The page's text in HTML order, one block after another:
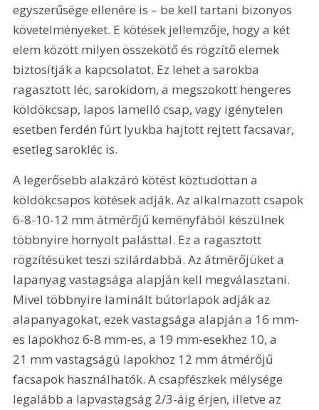
egyszerűsége ellenére is – be kell tartani bizonyos
követelményeket. E kötések jellemzője, hogy a két
elem között milyen összekötő és rögzítő elemek
biztosítják a kapcsolatot. Ez lehet a sarokba
ragasztott léc, sarokidom, a megszokott hengeres
köldökcsap, lapos lamelló csap, vagy igénytelen
esetben ferdén fúrt lyukba hajtott rejtett facsavar,
esetleg sarokléc is.
A legerősebb alakzáró kötést köztudottan a
köldökcsapos kötések adják. Az alkalmazott csapok
6-8-10-12 mm átmérőjű keményfából készülnek
többnyire hornyolt palásttal. Ez a ragasztott
rögzítésüket teszi szilárdabbá. Az átmérőjüket a
lapanyag vastagsága alapján kell megválasztani.
Mivel többnyire laminált bútorlapok adják az
alapanyagokat, ezek vastagsága alapján a 16 mm-
es lapokhoz 6-8 mm-es, a 19 mm-esekhez 10, a
21 mm vastagságú lapokhoz 12 mm átmé­rőjű
facsapok használhatók. A csapfészkek mélysége
legalább a lapvastagság 2/3-áig érjen, illetve az